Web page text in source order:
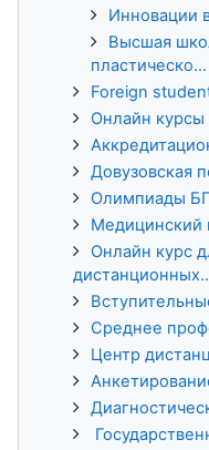
Инновации
Высшая
пластическо...
Foreign
Онлайн курсы
Довузовская
Олимпиады
Онлайн курс
Среднее
Центр